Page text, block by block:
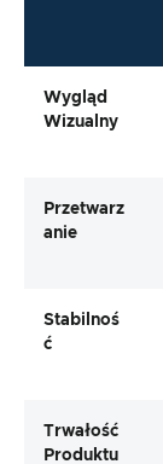
Wygląd
Wizualny
Przetwarz
Anie
Stabilnoś
Ć
Trwałość
Produktu